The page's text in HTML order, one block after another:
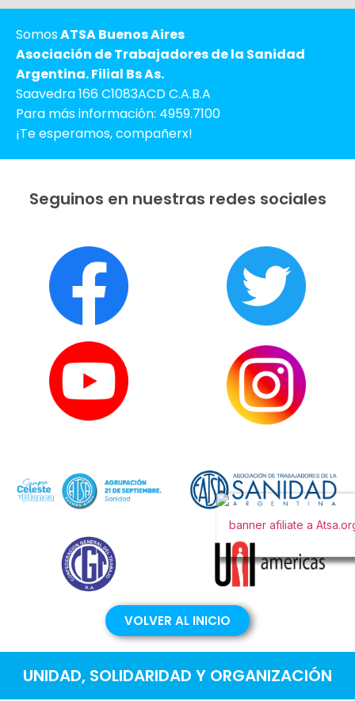
SomosATSA Buenos Aires
Asociación de Trabajadores de la Sanidad
Argentina. Filial Bs As.
Saavedra 166 C1083ACD C.A.B.A
Para más información: 4959.7100
¡Te esperamos, compañerx!
Seguinos en nuestras redes sociales
VOLVER AL INICIO
UNIDAD, SOLIDARIDAD Y ORGANIZACIÓN